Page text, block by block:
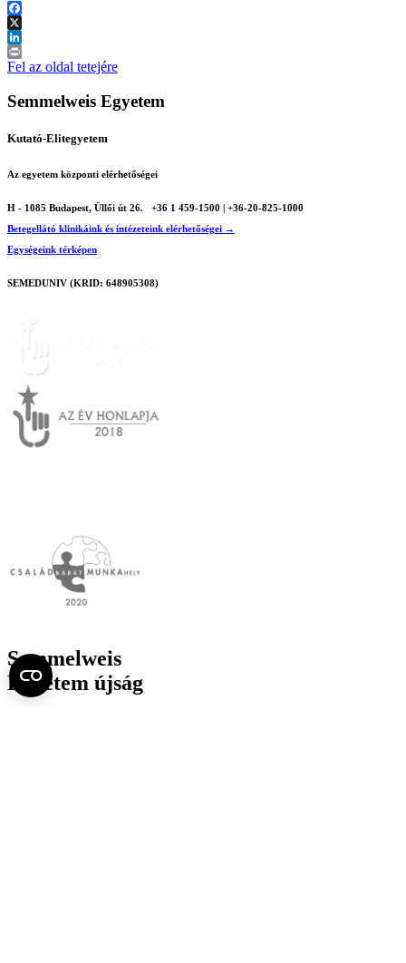
Facebook
X
LinkedIn
Print
Fel az oldal tetejére
Semmelweis Egyetem
Kutató-Elitegyetem
Az egyetem központi elérhetőségei
H - 1085 Budapest, Üllői út 26.
+36 1 459-1500 | +36-20-825-1000
Betegellátó klinikáink és intézeteink elérhetőségei →
Egységeink térképen
SEMEDUNIV (KRID: 648905308)
Semmelweis
Egyetem újság